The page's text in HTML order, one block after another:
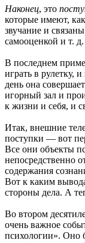
Наконец, это
которые имеют,
звучание и
самооценкой и т. д.
В последнем
играть в рулетку, и
день она
игорный зал и
к жизни и себя, и
Итак, внешние
поступки — вот
Все они объекты
непосредственно
содержания
Вот к каким
стороны дела. А
Во втором
очень важное
психологии». Оно